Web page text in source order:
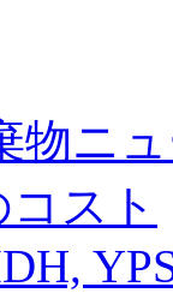
物ニ
スト